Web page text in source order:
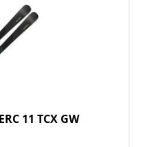
11 TCX GW